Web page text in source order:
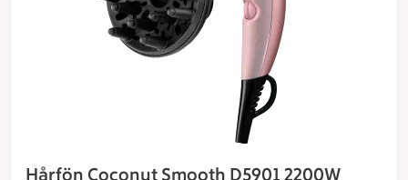
Hårfön Coconut Smooth D5901 2200W